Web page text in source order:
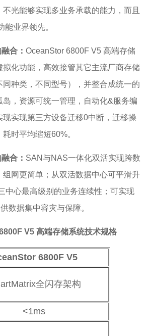
光能够实现多业务承载的能力，而且
业界领先。
融合：OceanStor 6800F V5 高端存储
拟化功能，高效接管其它主流厂商存储
同种类，不同型号），并整合成统一的
岛，资源可统一管理，自动化&服务编
现实现第三方设备迁移0中断，迁移操
时平均缩短60%。
合： SAN与NAS一体化双活实现跨数
组网更简单；从双活数据中心可平滑升
中心最高级别的业务连续性；可实现
数据集中容灾与保障。
V5 高端存储系统技术规格
6800F V5
全闪存架构
<1ms